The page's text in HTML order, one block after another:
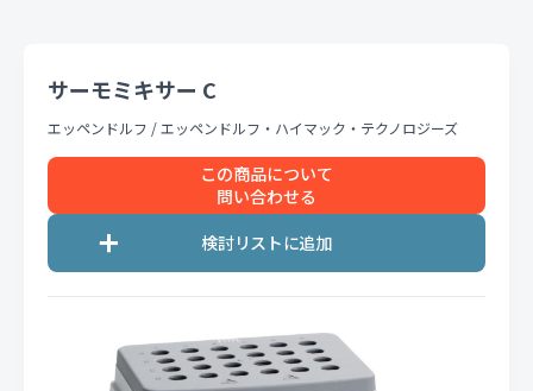
お知らせ一覧
お問い合わせ
税込 税抜
条件をクリア 検索
サーモミキサー C
エッペンドルフ /エッペンドルフ・ハイマック・テクノロジーズ
この商品について
問い合わせる